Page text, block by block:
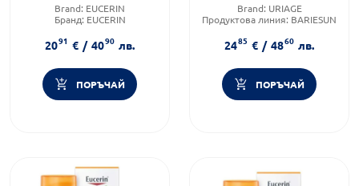
Brand: EUCERIN
Бранд: EUCERIN
Дермокозметика
2091 € / 4090 лв.
ПОРЪЧАЙ
150мл
Brand: URIAGE
Продуктова линия: BARIESUN
комплект
2485 € / 4860 лв.
ПОРЪЧАЙ